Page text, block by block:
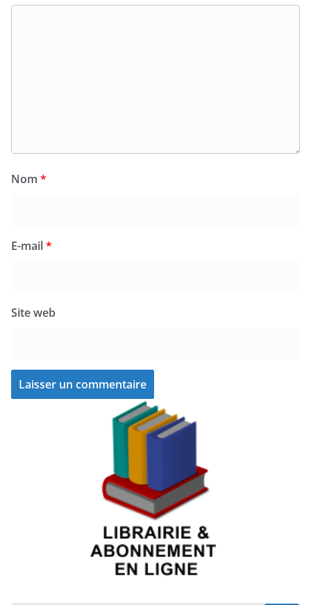
Nom *
E-mail*
Site web